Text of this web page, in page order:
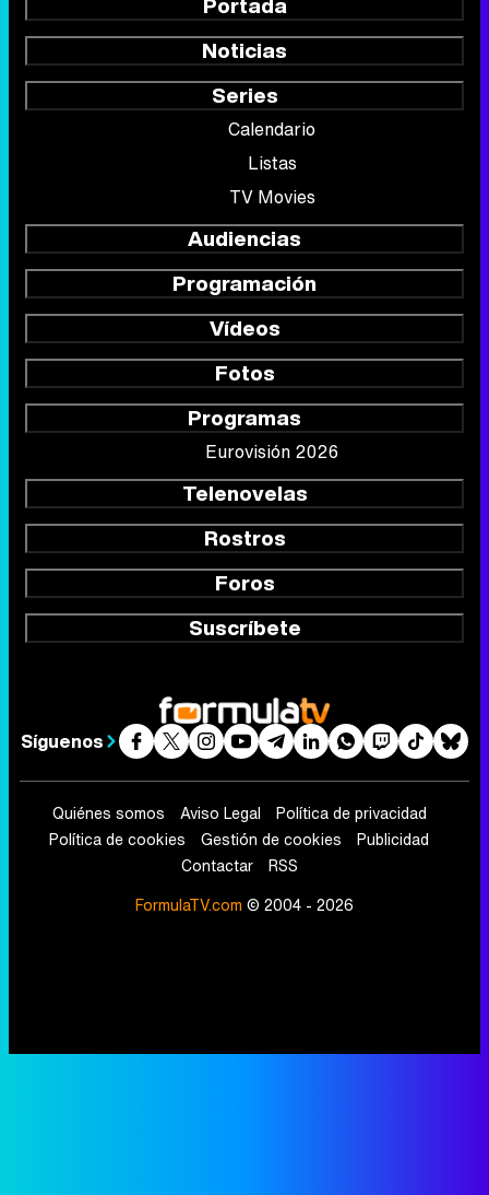
Noticias
Series
Calendario
Listas
TV Movies
Audiencias
Programación
Vídeos
Fotos
Programas
Eurovisión 2026
Telenovelas
Rostros
Foros
Suscríbete
Síguenos
Quiénes somos Aviso Legal
Política de privacidad
Política de cookies
Gestión de cookies
Publicidad
Contactar
RSS
FormulaTV.com © 2004 - 2026